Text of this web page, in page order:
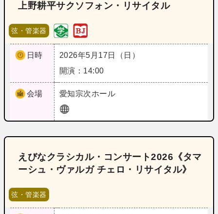
上野耕平サクソフォン・リサイタル
弦・管楽器
日時
2026年5月17日（日）
開演：14:00
会場 愛知宗次ホール
えびなクラシカル・コンサート2026《タマ
ーシュ・ヴァルガ チェロ・リサイタル》
弦・管楽器